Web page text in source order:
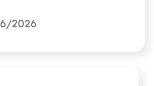
Reciclaje. Si quieres
van los archivos
2026